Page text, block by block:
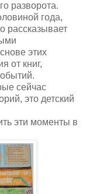
разворота.
года,
рассказывает
этих
от книг,
сейчас
это детский
эти моменты в